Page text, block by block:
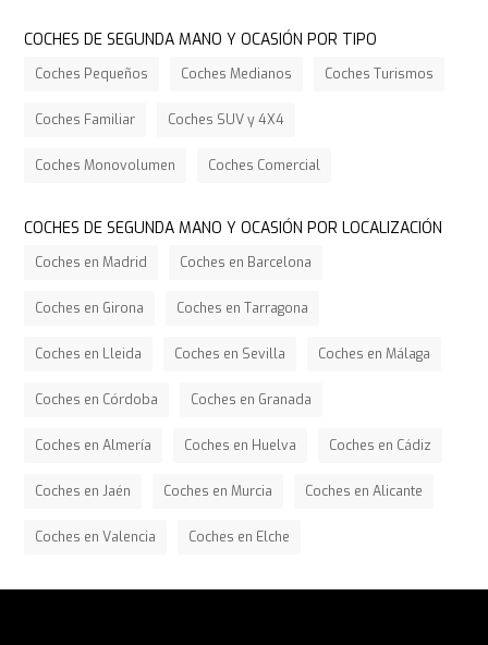
COCHES DE SEGUNDA MANO Y OCASIÓN POR TIPO
Coches Pequeños Coches Medianos Coches Turismos
Coches Familiar Coches SUV y 4X4
Coches Monovolumen Coches Comercial
COCHES DE SEGUNDA MANO Y OCASIÓN POR LOCALIZACIÓN
Coches en Madrid Coches en Barcelona
Coches en Girona Coches en Tarragona
Coches en Lleida Coches en Sevilla Coches en Málaga
Coches en Córdoba Coches en Granada
Coches en Almería Coches en Huelva Coches en Cádiz
Coches en Jaén Coches en Murcia Coches en Alicante
Coches en Valencia Coches en Elche